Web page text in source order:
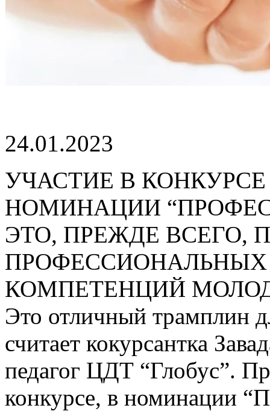
24.01.2023
УЧАСТИЕ В
НОМИНАЦИИ
ЭТО, ПРЕЖДЕ ВСЕГО,
КОМПЕТЕНЦИЙ
Это отличный трамплин
считает кокурсантка
педагог ЦДТ “Глобус”.
конкурсе, в номинации